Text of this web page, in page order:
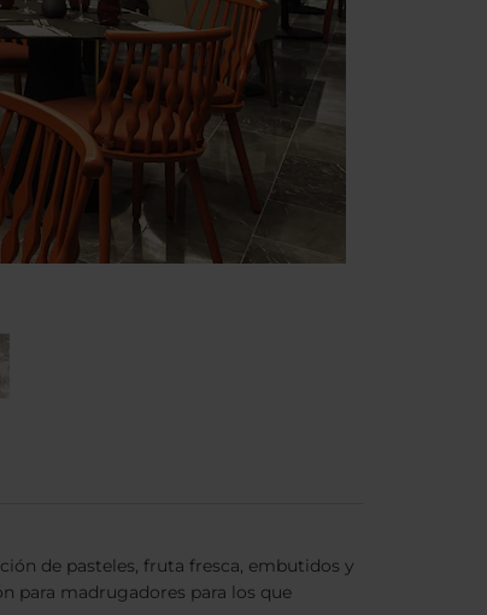
de pasteles, fruta fresca, embutidos y
para madrugadores para los que